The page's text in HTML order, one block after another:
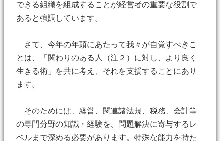
できる組織を組成することが経営者の重要な役割で
あると強調しています。
さて、今年の年頭にあたって我々が自覚すべきこ
とは、「関わりのある人（注２）に対し、より良く
生きる術」を共に考え、それを支援することにあり
ます。
そのためには、経営、関連諸法規、税務、会計等
の専門分野の知識・経験を、問題解決に寄与するレ
ベルまで深める必要があります。特殊な能力を持た